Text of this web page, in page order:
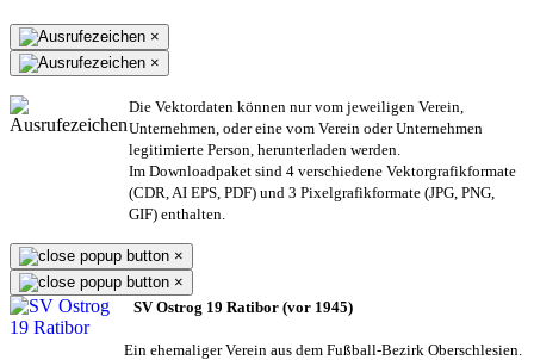
×
×
Die Vektordaten können nur vom jeweiligen Verein,
Unternehmen, oder eine vom Verein oder Unternehmen
legitimierte Person, herunterladen werden.
Im Downloadpaket sind 4 verschiedene Vektorgrafikformate
(CDR, AI EPS, PDF) und 3 Pixelgrafikformate (JPG, PNG,
GIF) enthalten.
×
×
SV Ostrog 19 Ratibor (vor 1945)
Ein ehemaliger Verein aus dem Fußball-Bezirk Oberschlesien.